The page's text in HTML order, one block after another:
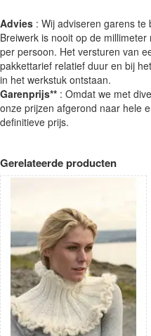
Advies : Wij adviseren garens
Breiwerk is nooit op de
per persoon. Het versturen van
pakkettarief relatief duur en bij
in het werkstuk ontstaan.
Garenprijs** : Omdat we met
onze prijzen afgerond naar hele
definitieve prijs.
Gerelateerde producten